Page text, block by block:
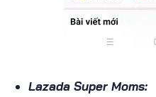
Lazada Super Moms: